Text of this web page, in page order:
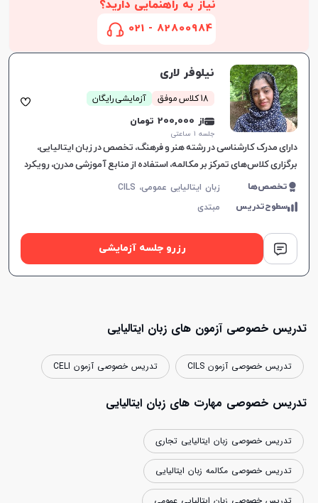
نیاز به راهنمایی دارید؟
82800984 - 021
نیلوفر لاری
18 کلاس موفق آزمایشی رایگان
از 200,000 تومان
جلسه ۱ ساعتی
دارای مدرک کارشناسی در رشته هنر و فرهنگ، تخصص در زبان ایتالیایی،
برگزاری کلاس‌های تمرکز بر مکالمه، استفاده از منابع آموزشی مدرن، رویکرد
شخصی‌سازی شده برای یادگیری زبان.
تخصص‌ها
زبان ایتالیایی عمومی، CILS
سطوح‌تدریس
مبتدی
رزرو جلسه آزمایشی
تدریس خصوصی آزمون های زبان ایتالیایی
تدریس خصوصی آزمون CILS تدریس خصوصی آزمون CELI
تدریس خصوصی مهارت های زبان ایتالیایی
تدریس خصوصی زبان ایتالیایی تجاری
تدریس خصوصی مکالمه زبان ایتالیایی